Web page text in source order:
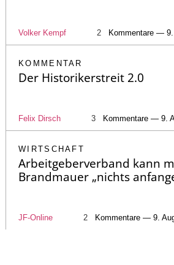
Volker Kempf 2 Kommentare —
KOMMENTAR
Der Historikerstreit 2.0
Felix Dirsch 3 Kommentare — 9.
WIRTSCHAFT
Arbeitgeberverband kann
Brandmauer „nichts
JF-Online 2 Kommentare — 9.